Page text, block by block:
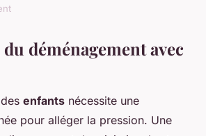
avec des
l'organiser
• 4 min de lecture
déménagement avec
enfants nécessite une
pour alléger la pression. Une